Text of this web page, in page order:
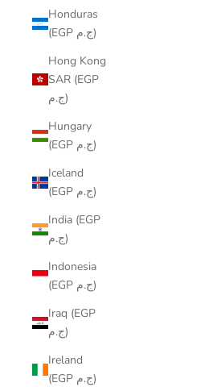
Honduras
(EGP ج.م)
Hong Kong
SAR (EGP
ج.م)
Hungary
(EGP ج.م)
Iceland
(EGP ج.م)
India (EGP
ج.م)
Indonesia
(EGP ج.م)
Iraq (EGP
ج.م)
Ireland
(EGP ج.م)